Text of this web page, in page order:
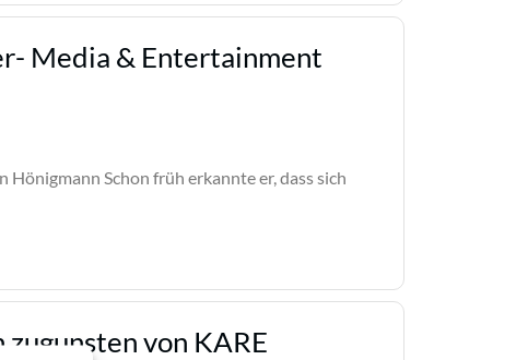
Media & Entertainment
Schon früh erkannte er, dass sich
von KARE